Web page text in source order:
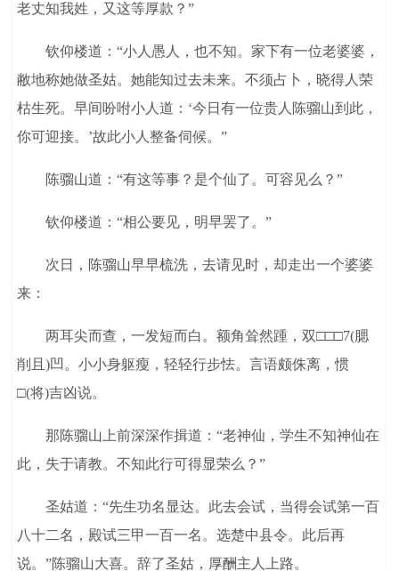
老丈知我姓，又这等厚款？”
钦仰楼道：“小人愚人，也不知。家下有一位老婆婆，
敝地称她做圣姑。她能知过去未来。不须占卜，晓得人荣
枯生死。早间吩咐小人道：‘今日有一位贵人陈骝山到此，
你可迎接。’故此小人整备伺候。”
陈骝山道：“有这等事？是个仙了。可容见么？”
钦仰楼道：“相公要见，明早罢了。”
次日，陈骝山早早梳洗，去请见时，却走出一个婆婆
来：
两耳尖而查，一发短而白。额角耸然踵，双□□□7(腮
削且)凹。小小身躯瘦，轻轻行步怯。言语颇侏离，惯
□(将)吉凶说。
那陈骝山上前深深作揖道：“老神仙，学生不知神仙在
此，失于请教。不知此行可得显荣么？”
圣姑道：“先生功名显达。此去会试，当得会试第一百
八十二名，殿试三甲一百一名。选楚中县令。此后再
说。”陈骝山大喜。辞了圣姑，厚酬主人上路。